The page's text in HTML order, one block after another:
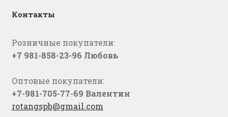
Контакты
Розничные покупатели:
+7 981-858-23-96 Любовь
Оптовые покупатели:
+7-981-705-77-69 Валентин
rotangspb@gmail.com